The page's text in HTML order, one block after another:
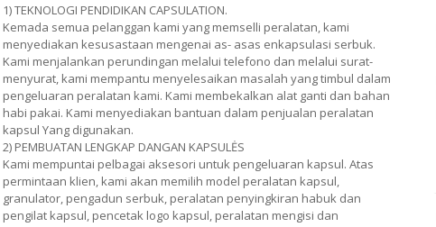
1) TEKNOLOGI PENDIDIKAN CAPSULATION.
Kemada semua pelanggan kami yang memselli peralatan, kami
menyediakan kesusastaan mengenai as- asas enkapsulasi serbuk.
Kami menjalankan perundingan melalui telefono dan melalui surat-
menyurat, kami mempantu menyelesaikan masalah yang timbul dalam
pengeluaran peralatan kami. Kami membekalkan alat ganti dan bahan
habi pakai. Kami menyediakan bantuan dalam penjualan peralatan
kapsul Yang digunakan.
2) PEMBUATAN LENGKAP DANGAN KAPSULĖS
Kami mempuntai pelbagai aksesori untuk pengeluaran kapsul. Atas
permintaan klien, kami akan memilih model peralatan kapsul,
granulator, pengadun serbuk, peralatan penyingkiran habuk dan
pengilat kapsul, pencetak logo kapsul, peralatan mengisi dan